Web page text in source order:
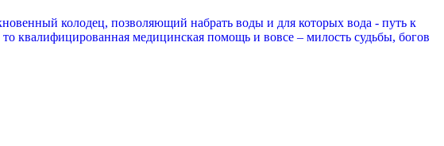
колодец, позволяющий набрать воды и для которых вода - путь к
квалифицированная медицинская помощь и вовсе – милость судьбы, богов